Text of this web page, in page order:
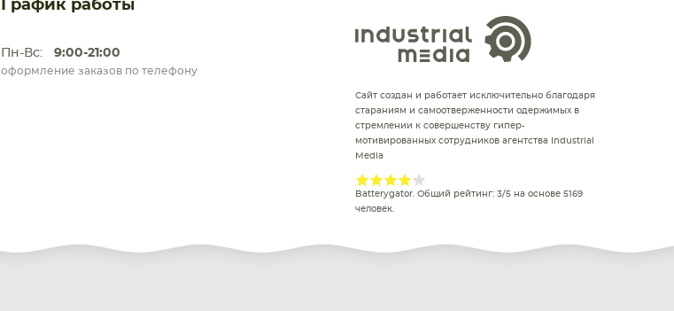
График работы
Пн-Вс: 9:00-21:00
оформление заказов по телефону
Сайт создан и работает исключительно благодаря
стараниям и самоотверженности одержимых в
стремлении к совершенству гипер-
мотивированных сотрудников агентства Industrial
Media
Batterygator. Общий рейтинг: 3/5 на основе 5169
человек.